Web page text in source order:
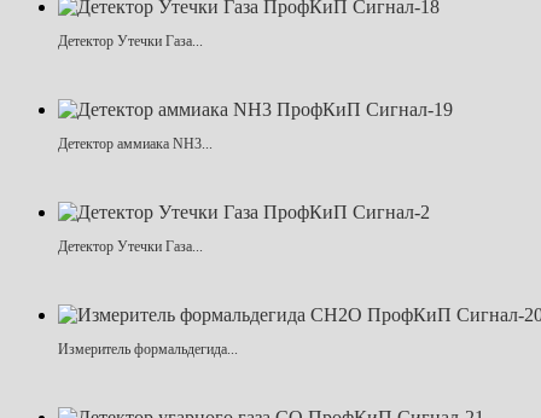
Детектор Утечки Газа...
Детектор аммиака NH3...
Детектор Утечки Газа...
Измеритель формальдегида...